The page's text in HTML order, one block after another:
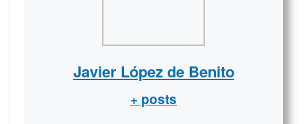
Javier López de Benito
+ posts